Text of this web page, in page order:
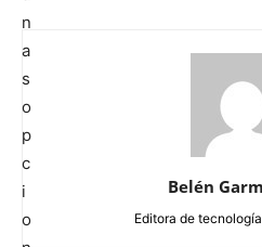
Belén
Editora de